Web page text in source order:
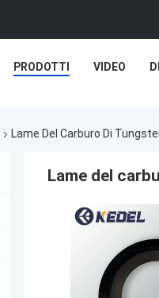
PRODOTTI VIDEO
Lame Del Carburo Di
Lame del